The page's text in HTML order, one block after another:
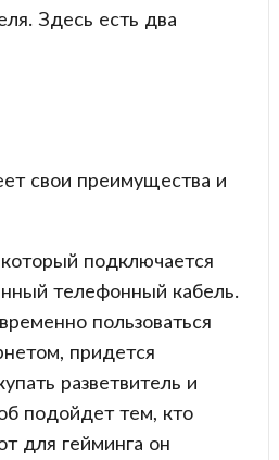
Здесь есть два
свои преимущества и
подключается
телефонный кабель.
пользоваться
придется
разветвитель и
подойдет тем, кто
для гейминга он